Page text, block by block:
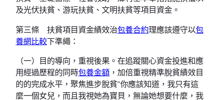
及光伏扶貧、游玩扶貧、文明扶貧等項目資金。
第三條 扶貧項目資金績效治包養合約理應該遵守以包
養網比較下準繩：
（一）目的導向，重視後果。在追蹤關心資金投進和應
用經過歷程的同時包養金額 ，加倍重視精準脫貧績效目
的的完成水平，聚焦進步脫貧“你應該知道，我只有這
麼一個女兒，而且我視她為寶貝，無論她想要什麼，我